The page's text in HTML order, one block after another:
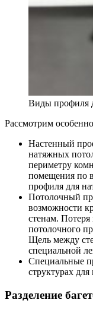
Виды профиля
Рассмотрим
Настенный
натяжных
периметру
помещения по
профиля для
Потолочный
возможности
стенам.
потолочного
Щель между
специальной
Специальные
структурах
Разделение